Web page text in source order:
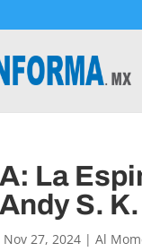
La
S.
Nov 27, 2024 |Al